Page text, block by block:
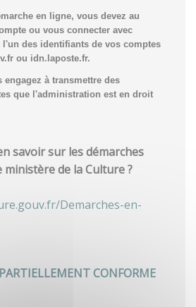
en ligne, vous devez au
ou vous connecter avec
l'un des identifiants de vos comptes
ou idn.laposte.fr.
à transmettre des
que l'administration est en droit
savoir sur les démarches
de la Culture ?
Demarches-en-
CONFORME